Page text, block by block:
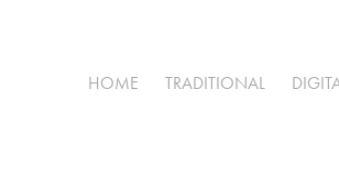
HOME TRADITIONAL